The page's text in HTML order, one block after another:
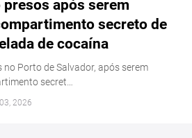
após serem
secreto de
de cocaína
Porto de Salvador, após serem
secret…
2026